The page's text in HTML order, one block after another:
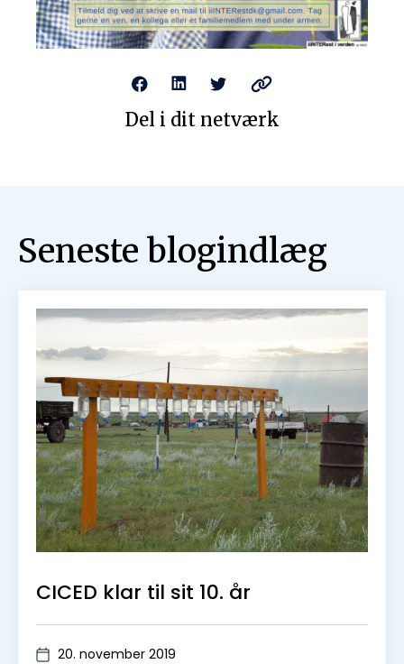
Del i dit netværk
Seneste blogindlæg
CICED klar til sit 10. år
20. november 2019
nyhedsbrev
Din e-mailadresse bruges kun til at sende dig
vores nyhedsbrev og information om vores
aktiviteter. Du kan til enhver tid afmelde dig
via afmeldingslinket, som er inkluderet i alle
vores e-mails.